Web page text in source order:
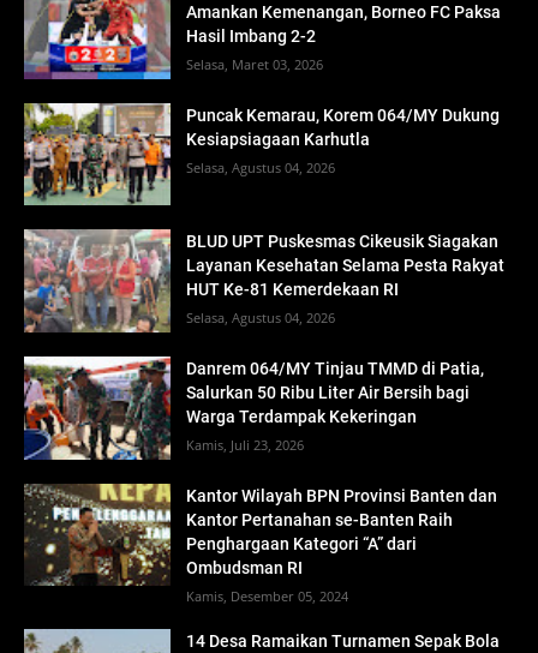
Amankan Kemenangan, Borneo FC Paksa
Hasil Imbang 2-2
Selasa, Maret 03, 2026
Puncak Kemarau, Korem 064/MY Dukung
Kesiapsiagaan Karhutla
Selasa, Agustus 04, 2026
BLUD UPT Puskesmas Cikeusik Siagakan
Layanan Kesehatan Selama Pesta Rakyat
HUT Ke-81 Kemerdekaan RI
Selasa, Agustus 04, 2026
Danrem 064/MY Tinjau TMMD di Patia,
Salurkan 50 Ribu Liter Air Bersih bagi
Warga Terdampak Kekeringan
Kamis, Juli 23, 2026
Kantor Wilayah BPN Provinsi Banten dan
Kantor Pertanahan se-Banten Raih
Penghargaan Kategori “A” dari
Ombudsman RI
Kamis, Desember 05, 2024
14 Desa Ramaikan Turnamen Sepak Bola